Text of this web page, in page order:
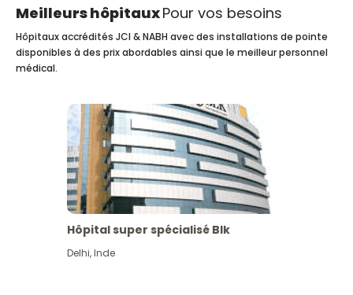
Meilleurs hôpitauxPour vos besoins
Hôpitaux accrédités JCI & NABH avec des installations de pointe
disponibles à des prix abordables ainsi que le meilleur personnel
médical.
Hôpital super spécialisé Blk
Delhi,Inde